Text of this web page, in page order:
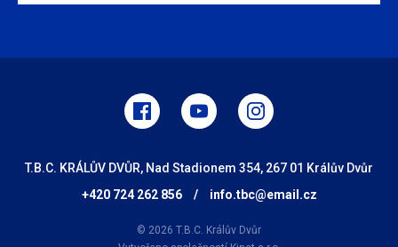
T.B.C. KRÁLŮV DVŮR, Nad Stadionem 354, 267 01 Králův Dvůr
+420 724 262 856
/ info.tbc@email.cz
© 2026 T.B.C. Králův Dvůr